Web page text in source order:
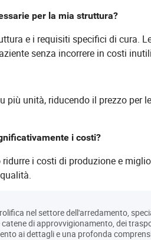
per la mia struttura?
e i requisiti specifici di cura.
senza incorrere in costi
unità, riducendo il prezzo per
i costi?
i costi di produzione e
nel settore dell'arredamento,
di approvvigionamento, dei
ai dettagli e una profonda